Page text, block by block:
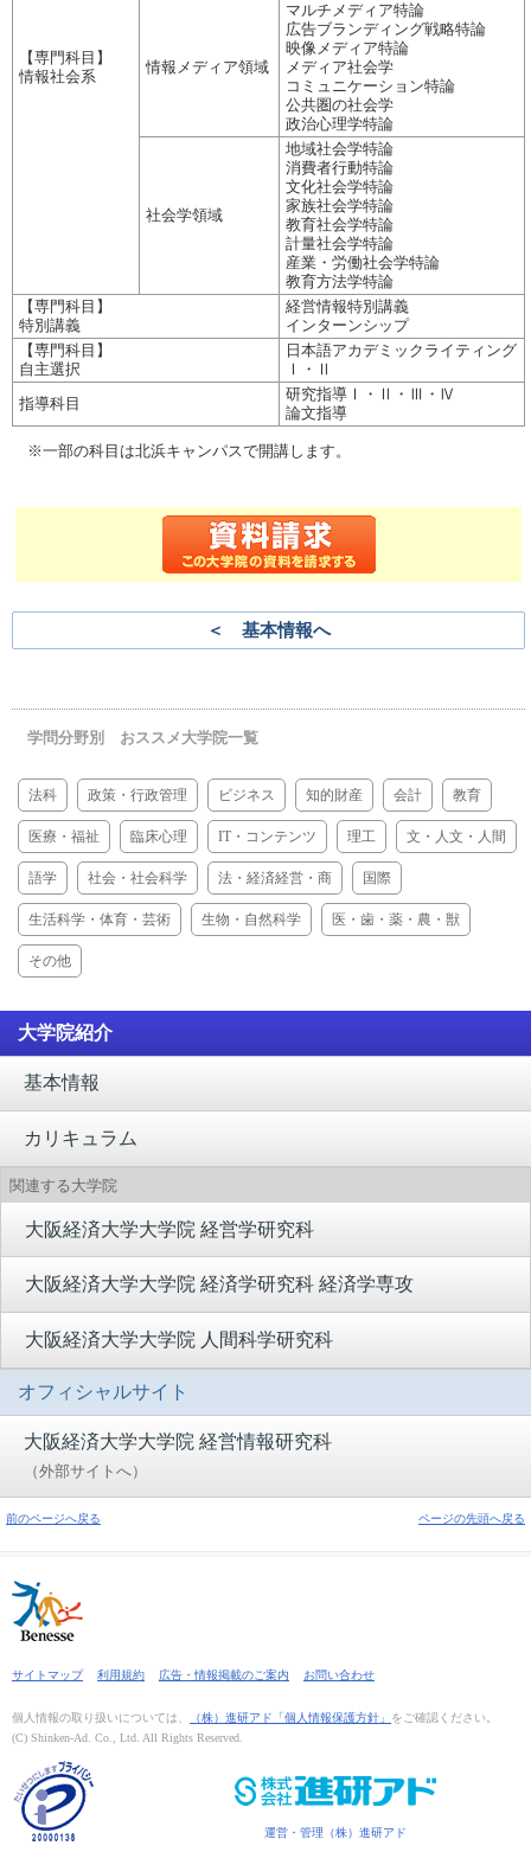
【専門科目】
情報社会系
情報メディア領域
マルチメディア特論
広告ブランディング戦略特論
映像メディア特論
メディア社会学
コミュニケーション特論
公共圏の社会学
政治心理学特論
社会学領域
地域社会学特論
消費者行動特論
文化社会学特論
家族社会学特論
教育社会学特論
計量社会学特論
産業・労働社会学特論
教育方法学特論
【専門科目】
特別講義
経営情報特別講義
インターンシップ
【専門科目】
自主選択
日本語アカデミックライティング
Ⅰ・Ⅱ
指導科目
研究指導Ⅰ・Ⅱ・Ⅲ・Ⅳ
論文指導
※一部の科目は北浜キャンパスで開講します。
＜ 基本情報へ
学問分野別 おススメ大学院一覧
法科 政策・行政管理 ビジネス 知的財産 会計 教育
医療・福祉 臨床心理 IT・コンテンツ 理工 文・人文・人間
語学 社会・社会科学 法・経済経営・商 国際
生活科学・体育・芸術 生物・自然科学 医・歯・薬・農・獣
その他
大学院紹介
基本情報
カリキュラム
関連する大学院
大阪経済大学大学院 経営学研究科
大阪経済大学大学院 経済学研究科 経済学専攻
大阪経済大学大学院 人間科学研究科
オフィシャルサイト
大阪経済大学大学院 経営情報研究科
（外部サイトへ）
前のページへ戻る ページの先頭へ戻る
サイトマップ 利用規約 広告・情報掲載のご案内 お問い合わせ
個人情報の取り扱いについては、 （株）進研アド「個人情報保護方針」 をご確認ください。
(C) Shinken-Ad. Co., Ltd. All Rights Reserved.
運営・管理（株）進研アド